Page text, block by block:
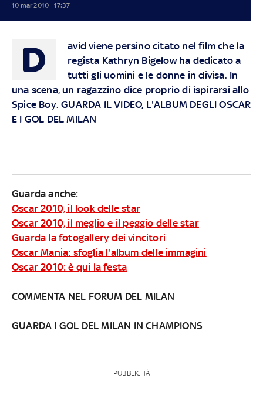
10 mar 2010 - 17:37
D
avid viene persino citato nel film che la
regista Kathryn Bigelow ha dedicato a
tutti gli uomini e le donne in divisa. In
una scena, un ragazzino dice proprio di ispirarsi allo
Spice Boy. GUARDA IL VIDEO, L'ALBUM DEGLI OSCAR
E I GOL DEL MILAN
Guarda anche:
Oscar 2010, il look delle star
Oscar 2010, il meglio e il peggio delle star
Guarda la fotogallery dei vincitori
Oscar Mania: sfoglia l'album delle immagini
Oscar 2010: è qui la festa
COMMENTA NEL FORUM DEL MILAN
GUARDA I GOL DEL MILAN IN CHAMPIONS
PUBBLICITÀ